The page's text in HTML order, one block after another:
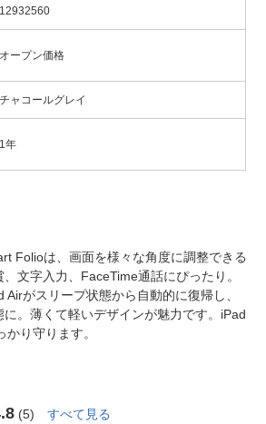
12932560
オープン価格
チャコールグレイ
1年
Folioは、画面を様々な角度に調整できる
文字入力、FaceTime通話にぴったり。
Airがスリープ状態から自動的に復帰し、
に。薄くて軽いデザインが魅力です。iPad
り守ります。
(5) すべて見る